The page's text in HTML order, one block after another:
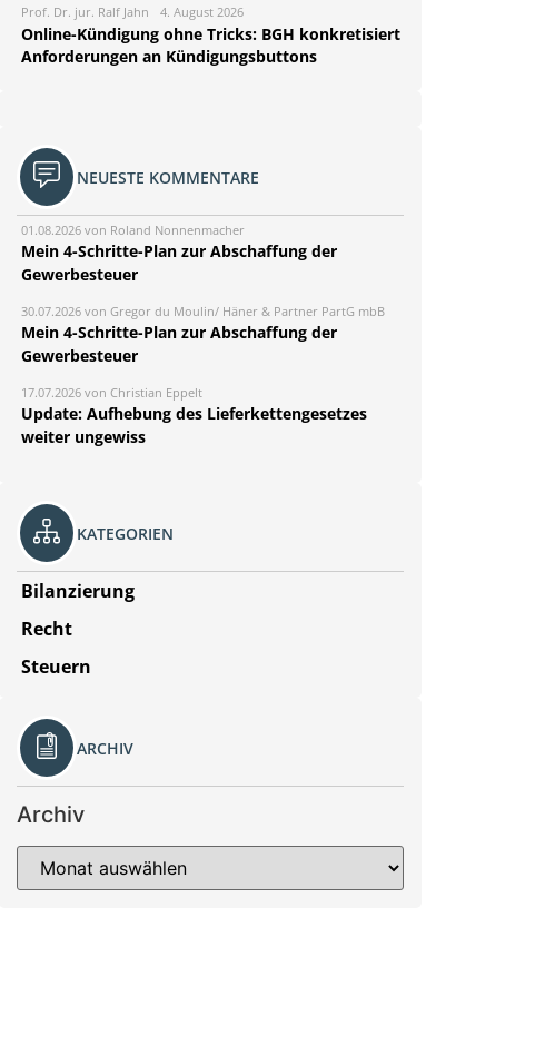
Prof. Dr. jur. Ralf Jahn 4. August 2026
Online-Kündigung ohne Tricks: BGH konkretisiert
Anforderungen an Kündigungsbuttons
NEUESTE KOMMENTARE
01.08.2026 von Roland Nonnenmacher
Mein 4-Schritte-Plan zur Abschaffung der
Gewerbesteuer
30.07.2026 von Gregor du Moulin/ Häner & Partner PartG mbB
Mein 4-Schritte-Plan zur Abschaffung der
Gewerbesteuer
17.07.2026 von Christian Eppelt
Update: Aufhebung des Lieferkettengesetzes
weiter ungewiss
KATEGORIEN
Bilanzierung
Recht
Steuern
ARCHIV
Archiv